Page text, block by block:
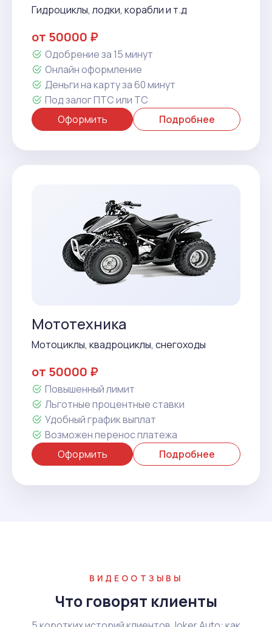
Гидроциклы, лодки, корабли и т.д
от 50000 ₽
Одобрение за 15 минут
Онлайн оформление
Деньги на карту за 60 минут
Под залог ПТС или ТС
Оформить
Подробнее
Мототехника
Мотоциклы, квадроциклы, снегоходы
от 50000 ₽
Повышенный лимит
Льготные процентные ставки
Удобный график выплат
Возможен перенос платежа
Оформить
Подробнее
ВИДЕООТЗЫВЫ
Что говорят клиенты